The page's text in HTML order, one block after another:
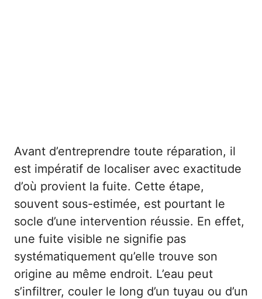
Avant d’entreprendre toute réparation, il
est impératif de localiser avec exactitude
d’où provient la fuite. Cette étape,
souvent sous-estimée, est pourtant le
socle d’une intervention réussie. En effet,
une fuite visible ne signifie pas
systématiquement qu’elle trouve son
origine au même endroit. L’eau peut
s’infiltrer, couler le long d’un tuyau ou d’un